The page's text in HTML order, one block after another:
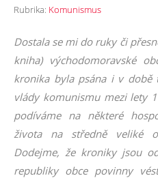
Rubrika: Komunismus
Dostala se mi do ruky či
kniha) východomoravské
kronika byla psána i v době
vlády komunismu mezi lety
podíváme na některé
života na středně veliké
Dodejme, že kroniky jsou
republiky obce povinny